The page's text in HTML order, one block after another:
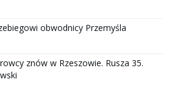
obwodnicy Przemyśla
znów w Rzeszowie. Rusza 35.